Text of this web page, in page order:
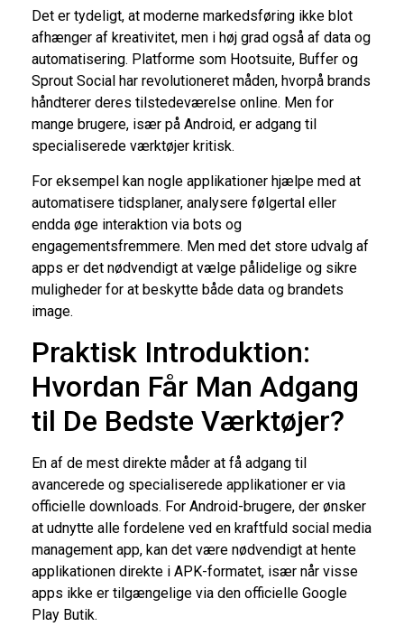
Det er tydeligt, at moderne markedsføring ikke blot
afhænger af kreativitet, men i høj grad også af data og
automatisering. Platforme som Hootsuite, Buffer og
Sprout Social har revolutioneret måden, hvorpå brands
håndterer deres tilstedeværelse online. Men for
mange brugere, især på Android, er adgang til
specialiserede værktøjer kritisk.
For eksempel kan nogle applikationer hjælpe med at
automatisere tidsplaner, analysere følgertal eller
endda øge interaktion via bots og
engagementsfremmere. Men med det store udvalg af
apps er det nødvendigt at vælge pålidelige og sikre
muligheder for at beskytte både data og brandets
image.
Praktisk Introduktion:
Hvordan Får Man Adgang
til De Bedste Værktøjer?
En af de mest direkte måder at få adgang til
avancerede og specialiserede applikationer er via
officielle downloads. For Android-brugere, der ønsker
at udnytte alle fordelene ved en kraftfuld social media
management app, kan det være nødvendigt at hente
applikationen direkte i APK-formatet, især når visse
apps ikke er tilgængelige via den officielle Google
Play Butik.